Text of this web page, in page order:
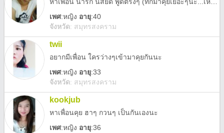
เพศ:หญิง อายุ:40
จังหวัด: สมุทรสงคราม
twii
อยากมีเพื่อน ใครว่างๆเข้ามาคุยกันนะ
เพศ:หญิง อายุ:33
จังหวัด: สมุทรสงคราม
kookjub
หาเพื่อนคุย ฮาๆ กวนๆ เป็นกันเองนะ
เพศ:หญิง อายุ:36